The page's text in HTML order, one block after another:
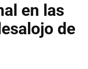
en las
de